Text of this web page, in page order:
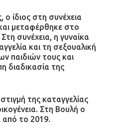
ίδιος στη συνέχεια
μεταφέρθηκε στο
συνέχεια, η γυναίκα
και τη σεξουαλική
παιδιών τους και
διαδικασία της
της καταγγελίας
Στη Βουλή ο
από το 2019.